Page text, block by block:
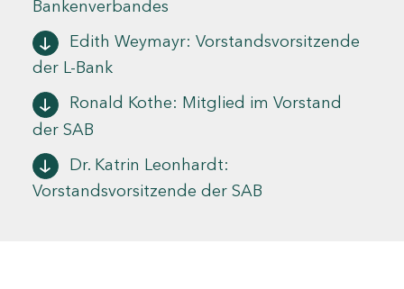
Bankenverbandes
Edith Weymayr: Vorstandsvorsitzende
der L-Bank
Ronald Kothe: Mitglied im Vorstand
der SAB
Dr. Katrin Leonhardt:
Vorstandsvorsitzende der SAB